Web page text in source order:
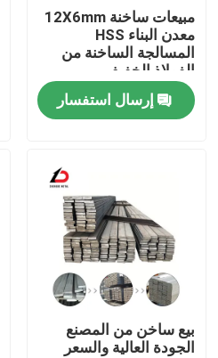
حولنا
جولة في المصنع
مراقبة الجودة
القضايا
اطلب اقتباس
لفائف الفولاذ المغلف
مبيعات ساخنة 12X6mm
معدن البناء HSS
المسالجة الساخنة من
الفولاذ الخفيف
إرسال استفسار
بيع ساخن من المصنع
الجودة العالية والسعر